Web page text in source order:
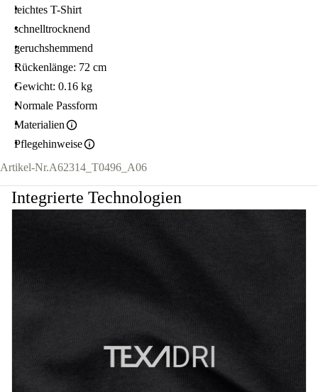
leichtes T-Shirt
schnelltrocknend
geruchshemmend
Rückenlänge: 72 cm
Gewicht: 0.16 kg
Normale Passform
Materialien
Pflegehinweise
Artikel-Nr.A62314_T0496_A06
Integrierte Technologien